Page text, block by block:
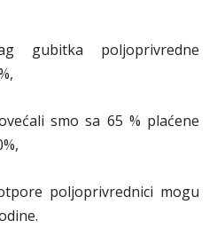
gubitka poljoprivredne
smo sa 65 % plaćene
poljoprivrednici mogu